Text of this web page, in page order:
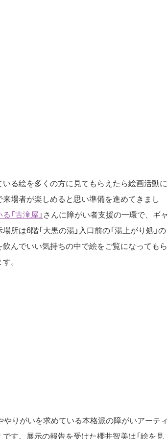
る絵を多くの方に見てもらえたら絵画活動に
場者が楽しめると思い準備を進めてきまし
「古滝屋」 さんに障がい者支援の一環で、ギャ
は6階「大黒の湯」入口前の「湯上がり処」の
んでいい気持ちの中で絵をご覧になってもら
。
やりがいを求めている本格派の障がいアーティ
す。展示の報告を受けた櫻井智美は「絵を見